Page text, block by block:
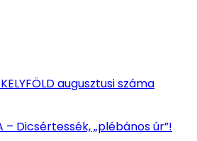
augusztusi száma
– Dicsértessék, „plébános úr”!